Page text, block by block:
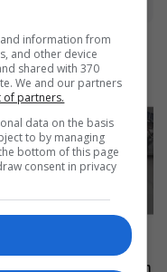
në Japoni, momenti
kirurgët mbrojnë pacientin
information from
and other device
shared with 370
We and our partners
of partners.
data on the basis
to by managing
bottom of this page
consent in privacy